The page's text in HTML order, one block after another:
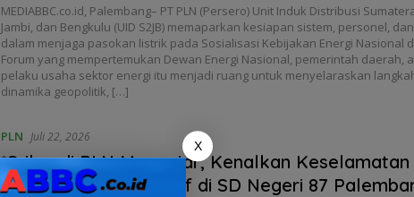
MEDIABBC.co.id, Palembang– PT PLN (Persero) Unit Induk Distribusi
Jambi, dan Bengkulu (UID S2JB) memaparkan kesiapan sistem, personel,
dalam menjaga pasokan listrik pada Sosialisasi Kebijakan Energi Nasional
Forum yang mempertemukan Dewan Energi Nasional, pemerintah daerah,
pelaku usaha sektor energi itu menjadi ruang untuk menyelaraskan
dinamika geopolitik, […]
PLN Juli 22, 2026
*Srikandi PLN Mengajar, Kenalkan
Lewat Kelas Interaktif di SD Negeri 87
X